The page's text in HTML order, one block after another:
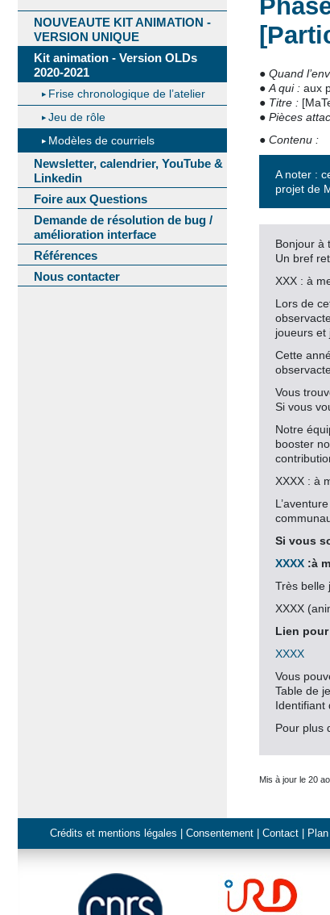
NOUVEAUTE KIT ANIMATION -
VERSION UNIQUE
Kit animation - Version OLDs
2020-2021
Frise chronologique de l’atelier
Jeu de rôle
Modèles de courriels
Newsletter, calendrier, YouTube &
Linkedin
Foire aux Questions
Demande de résolution de bug /
amélioration interface
Références
Nous contacter
● Quand
● A qui : aux
● Titre :
● Pièces
● Contenu :
A noter :
projet de
Bonjour à
Un bref
XXX : à
Lors de
joueurs et
Cette
Vous
Si vous
Notre
booster
XXXX : à
Si vous
XXXX :à
Très belle
XXXX
Lien
XXXX
Vous
Table de
Identifiant
Pour plus
Mis à jour le 20
Crédits et mentions légales Consentement Contact